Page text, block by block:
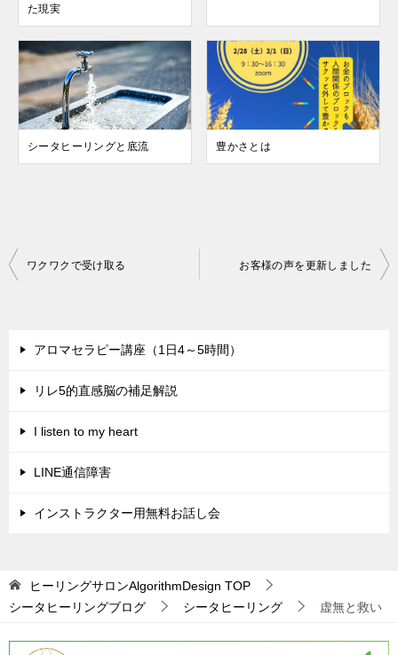
た現実
シータヒーリングと底流 豊かさとは
投
ビ
シ
ワクワクで受け取る お客様の声を更新しました
アロマセラピー講座（1日4～5時間）
リレ5的直感脳の補足解説
I listen to my heart
LINE通信障害
インストラクター用無料お話し会
ヒーリングサロンAlgorithmDesign TOP
シータヒーリングブログ
シータヒーリング 虚無と救い